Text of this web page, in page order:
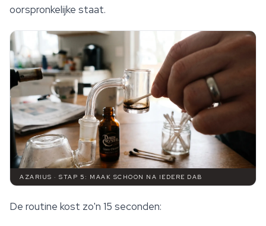
oorspronkelijke staat.
AZARIUS · STAP 5: MAAK SCHOON NA IEDERE DAB
De routine kost zo'n 15 seconden: